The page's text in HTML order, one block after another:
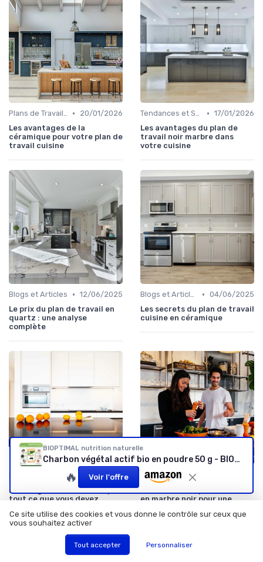
Plans de Travail en Quartz •
20/01/2026
Les avantages de la
céramique pour votre plan de
travail cuisine
Tendances et Styles • 17/01/2026
Les avantages du plan de
travail noir marbre dans
votre cuisine
Blogs et Articles • 12/06/2025
Le prix du plan de travail en
quartz : une analyse
complète
Blogs et Articles • 04/06/2025
Les secrets du plan de travail
cuisine en céramique
Blogs et Articles •
12/06/2025
La courgette black beauty :
tout ce que vous devez
Tendances et Styles
Les secrets du plan de travail
en marbre noir pour une
BIOPTIMAL nutrition naturelle
Charbon végétal actif bio en poudre 50 g - BIOPTIMAL
🔥 Voir l'offre
Ce site utilise des cookies et vous donne le contrôle sur ceux que
vous souhaitez activer
Tout accepter Personnaliser